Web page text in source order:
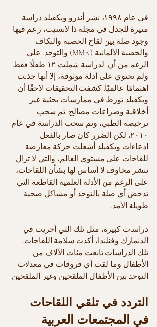
في عام ١٩٩٨، نشر أندرو ويكفيلد دراسة
مثيرة للجدل في مجلة ذا لانسيت، زعم فيها
وجود صلة بين لقاح الحصبة والنكاف
والحصبة الألمانية (MMR) والتوحد. على
الرغم من أن الدراسة شملت ١٢ طفلًا فقط
ولم تحتوي على أدلة موثوقة، إلا أنها جذبت
اهتمامًا عالميًا. كشفت التحقيقات لاحقًا أن
ويكفيلد تورط في ممارسات بحثية غير
أخلاقية وصراعات مصالح. تم سحب
ترخيصه الطبي، وتم سحب الدراسة في عام
٢٠١٠، لكن الضرر كان صار بالفعل.
ادعاءات ويكفيلد أشعلت حركة معارضة
للقاحات على مستوى العالم، والتي لا تزال
تنشر مخاوف لا أساس لها بشأن اللقاحات،
على الرغم من الأدلة العلمية القاطعة التي
تدحض أي صلة بالتوحد أو مشاكل صحية
طويلة الأمد.
دراسات كبيرة، مثل تلك التي أجريت في
الدنمارك وفنلندا، أكدت سلامة اللقاحات.
تلك الدراسات تابعت مئات الآلاف من
الأطفال وما لقت أي فروقات في معدلات
التوحد بين الأطفال الملقحين وغير الملقحين.
التردد في تلقي اللقاحات
في المجتمعات العربية